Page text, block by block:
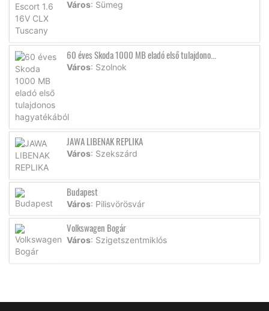
Város: Sümeg
60 éves Skoda 1000 MB eladó első tulajdono...
Város: Szolnok
JAWA LIBENAK REPLIKA
Város: Szekszárd
Budapest
Város: Pilisvörösvár
Volkswagen Bogár
Város: Szigetszentmiklós